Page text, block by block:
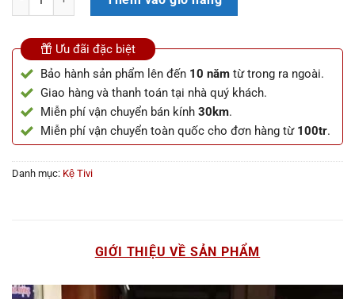
Ưu đãi đặc biệt
Bảo hành sản phẩm lên đến 10 năm từ trong ra ngoài.
Giao hàng và thanh toán tại nhà quý khách.
Miễn phí vận chuyển bán kính 30km.
Miễn phí vận chuyển toàn quốc cho đơn hàng từ 100tr.
Danh mục: Kệ Tivi
GIỚI THIỆU VỀ SẢN PHẨM